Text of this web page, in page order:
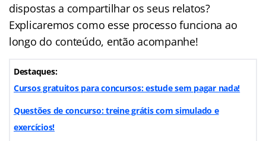
dispostas a compartilhar os seus relatos?
Explicaremos como esse processo funciona ao
longo do conteúdo, então acompanhe!
Destaques:
Cursos gratuitos para concursos: estude sem pagar nada!
Questões de concurso: treine grátis com simulado e
exercícios!